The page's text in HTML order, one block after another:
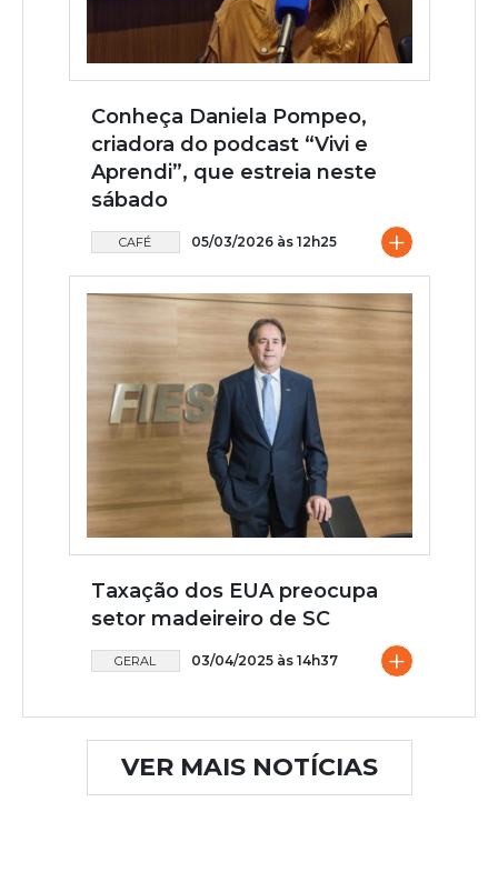
Conheça Daniela Pompeo,
criadora do podcast “Vivi e
Aprendi”, que estreia neste
sábado
CAFÉ 05/03/2026 às 12h25 +
Taxação dos EUA preocupa
setor madeireiro de SC
GERAL 03/04/2025 às 14h37 +
VER MAIS NOTÍCIAS